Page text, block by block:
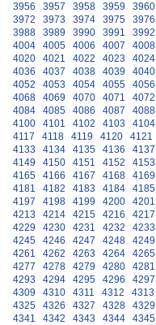
3956
3957 3958 3959 3960
3972
3973 3974 3975 3976
3988
3989 3990 3991 3992
4004
4005 4006 4007 4008
4020
4021 4022 4023 4024
4036
4037 4038 4039 4040
4052
4053 4054 4055 4056
4068
4069 4070 4071 4072
4084
4085 4086 4087 4088
4100
4101 4102 4103 4104
4117
4118 4119 4120 4121
4133
4134 4135 4136 4137
4149
4150 4151 4152 4153
4165
4166 4167 4168 4169
4181
4182 4183 4184 4185
4197
4198 4199 4200 4201
4213
4214 4215 4216 4217
4229
4230 4231 4232 4233
4245
4246 4247 4248 4249
4261
4262 4263 4264 4265
4277
4278 4279 4280 4281
4293
4294 4295 4296 4297
4309
4310 4311 4312 4313
4325
4326 4327 4328 4329
4341
4342 4343 4344 4345